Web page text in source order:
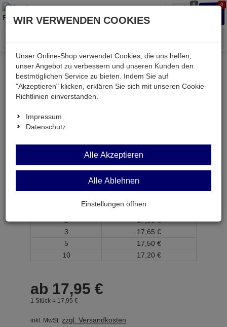
0 0
Menü
Weiter einkaufen Kessler electronic Computer
PP8
Patchpanel 8xRJ45 Cat5e LSA-Anschlußleiste
608200;0
17,
2
17,80 €
3
17, 65 €
5
17, 50 €
10
17, 20 €
ab 17,95 €
1 Stück = 17, 95 €
inkl. MwSt. zzgl. Versandkosten
WIR VERWENDEN COOKIES
Unser Online-Shop verwendet Cookies, die uns helfen,
unser Angebot zu verbessern und unseren Kunden den
bestmöglichen Service zu bieten. Indem Sie auf
"Akzeptieren" klicken, erklären Sie sich mit unseren Cookie-
Richtlinien einverstanden.
Impressum
Datenschutz
Alle Akzeptieren
Alle Ablehnen
Einstellungen öffnen